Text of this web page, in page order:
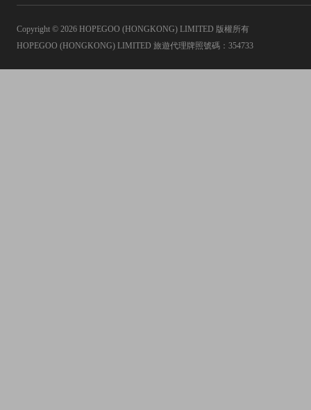
Copyright © 2026 HOPEGOO (HONGKONG) LIMITED 版權所有
HOPEGOO (HONGKONG) LIMITED 旅遊代理牌照號碼：354733